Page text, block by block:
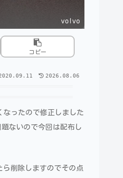
volvo
コピー
2026.08.06
なったので修正しました
ないので今回は配布し
ら削除しますのでその点